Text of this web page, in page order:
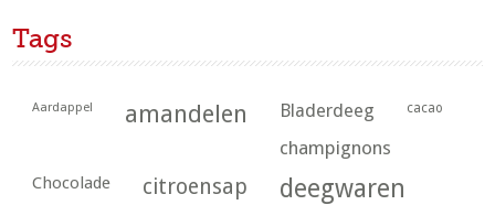
Tags
Aardappel amandelen Bladerdeeg cacao
champignons
Chocolade citroensap deegwaren